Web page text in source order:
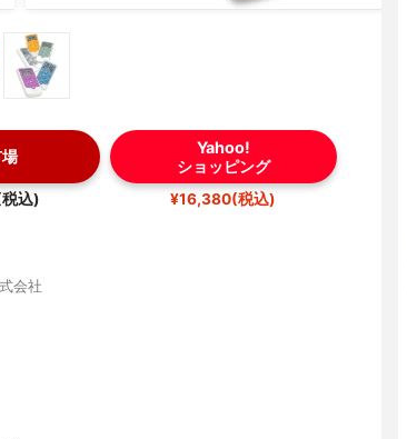
込)
Yahoo!
ショッピング
¥16,380(税込)
会社